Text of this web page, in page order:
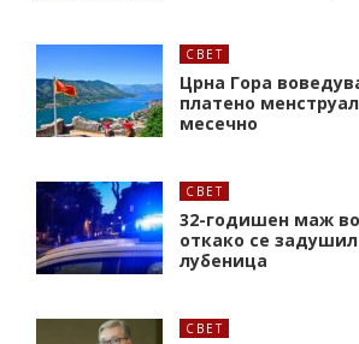
СВЕТ
Црна Гора
платено
месечно
СВЕТ
32-годишен маж
откако се
лубеница
СВЕТ